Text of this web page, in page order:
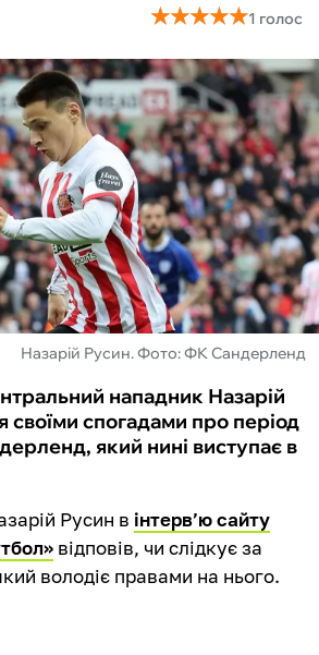
★★★★★
★★★★★1 голос
Назарій Русин. Фото: ФК Сандерленд
нападник Назарій
своїми спогадами про період
який нині виступає в
Русин в інтерв’ю сайту
відповів, чи слідкує за
володіє правами на нього.